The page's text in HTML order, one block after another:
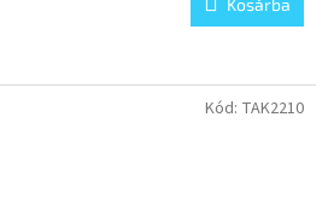
Kosárba
Kód: TAK2210